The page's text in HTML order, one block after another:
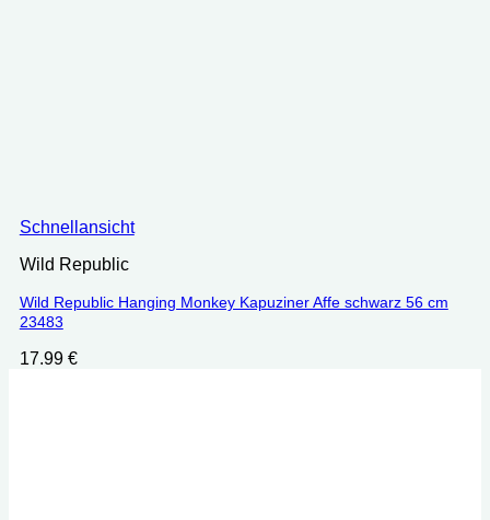
Schnellansicht
Wild Republic
Wild Republic Hanging Monkey Kapuziner Affe schwarz 56 cm
23483
17.99 €